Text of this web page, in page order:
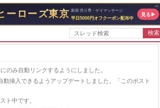
検索
のみ自動リンクするようにしました。
挿入できるようアップデートしました。「このポスト
ト中です。